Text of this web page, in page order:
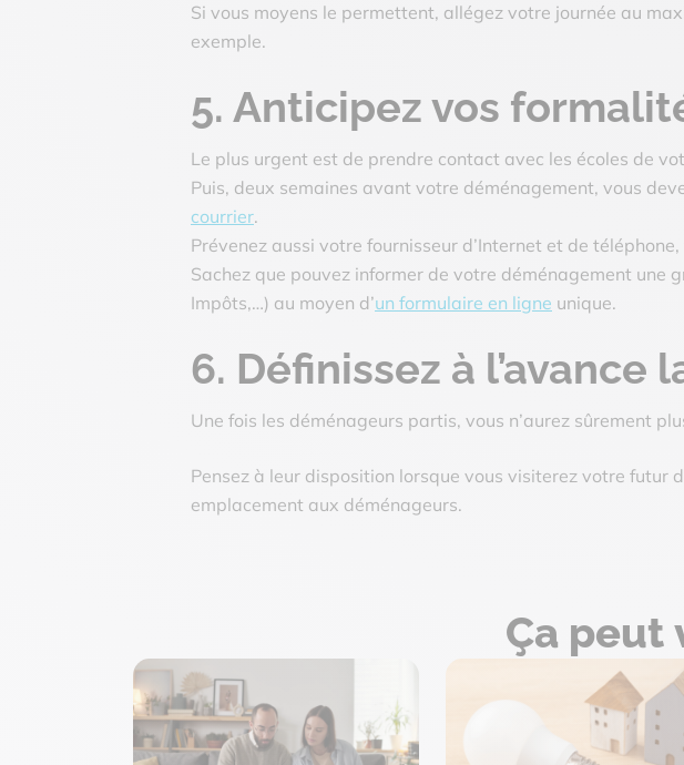
Si vous moyens le permettent, allégez votre journée au
exemple.
5. Anticipez vos
Le plus urgent est de prendre contact avec les écoles de
Puis, deux semaines avant votre déménagement, vous
courrier.
Prévenez aussi votre fournisseur d’Internet et de
Sachez que pouvez informer de votre déménagement une
Impôts,…) au moyen d’un formulaire en ligne unique.
6. Définissez à
Une fois les déménageurs partis, vous n’aurez sûrement
Pensez à leur disposition lorsque vous visiterez votre
emplacement aux déménageurs.
Ça peut